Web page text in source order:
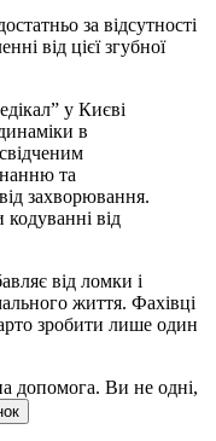
за відсутності
від цієї згубної
у Києві
в
та
захворювання.
від
від ломки і
життя. Фахівці
зробити лише один
допомога. Ви не одні,